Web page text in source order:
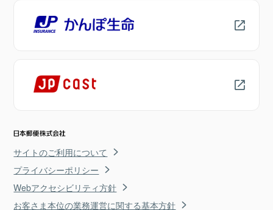
サイトのご利用について
プライバシーポリシー
Webアクセシビリティ方針
お客さま本位の業務運営に関する基本方針